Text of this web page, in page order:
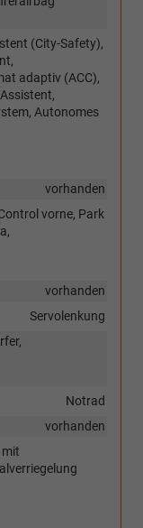
(City-Safety),
adaptiv (ACC),
Autonomes
vorhanden
vorne, Park
vorhanden
Servolenkung
Notrad
vorhanden